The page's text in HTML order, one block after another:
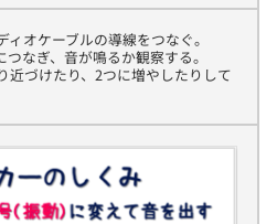
オケーブルの導線をつなぐ。
なぎ、音が鳴るか観察する。
づけたり、2つに増やしたりして